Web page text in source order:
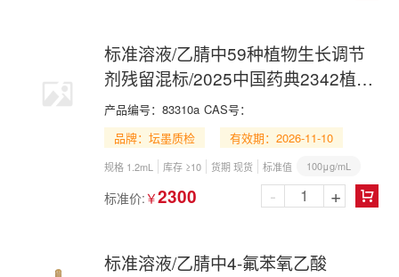
标准溶液/乙腈中59种植物生长调节
剂残留混标/2025中国药典2342植物
生长调节剂第一法
产品编号： 83310a CAS号：
品牌：坛墨质检
有效期：2026-11-10
规格 1.2mL 库存 ≥10 货期 现货 标准值 100μg/mL
标准价: ￥2300 
- +
标准溶液/乙腈中4-氟苯氧乙酸